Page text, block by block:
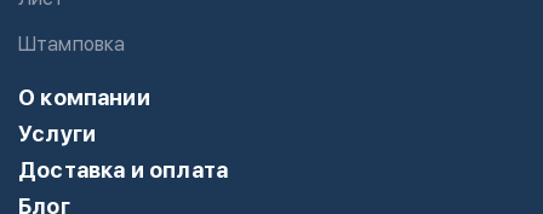
Штамповка
О компании
Услуги
Доставка и оплата
Блог